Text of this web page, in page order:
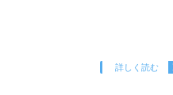
詳しく読む